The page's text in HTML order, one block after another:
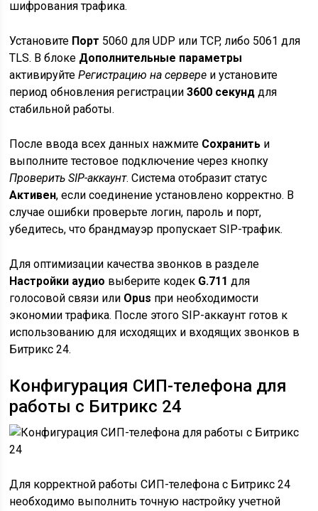
шифрования трафика.
Установите Порт 5060 для UDP или TCP, либо 5061 для
TLS. В блоке Дополнительные параметры
активируйтеРегистрацию на сервере и установите
период обновления регистрации3600 секунд для
стабильной работы.
После ввода всех данных нажмите Сохранить и
выполните тестовое подключение через кнопку
Проверить SIP-аккаунт. Система отобразит статус
Активен, если соединение установлено корректно. В
случае ошибки проверьте логин, пароль и порт,
убедитесь, что брандмауэр пропускает SIP-трафик.
Для оптимизации качества звонков в разделе
Настройки аудио выберите кодек G.711 для
голосовой связи или Opus при необходимости
экономии трафика. После этого SIP-аккаунт готов к
использованию для исходящих и входящих звонков в
Битрикс 24.
Конфигурация СИП-телефона для
работы с Битрикс 24
Для корректной работы СИП-телефона с Битрикс 24
необходимо выполнить точную настройку учетной